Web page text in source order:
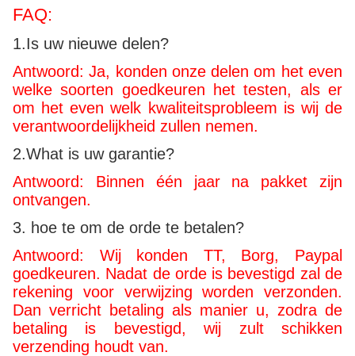
FAQ:
1.Is uw nieuwe delen?
Antwoord: Ja, konden onze delen om het even
welke soorten goedkeuren het testen, als er
om het even welk kwaliteitsprobleem is wij de
verantwoordelijkheid zullen nemen.
2.What is uw garantie?
Antwoord: Binnen één jaar na pakket zijn
ontvangen.
3. hoe te om de orde te betalen?
Antwoord: Wij konden TT, Borg, Paypal
goedkeuren. Nadat de orde is bevestigd zal de
rekening voor verwijzing worden verzonden.
Dan verricht betaling als manier u, zodra de
betaling is bevestigd, wij zult schikken
verzending houdt van.